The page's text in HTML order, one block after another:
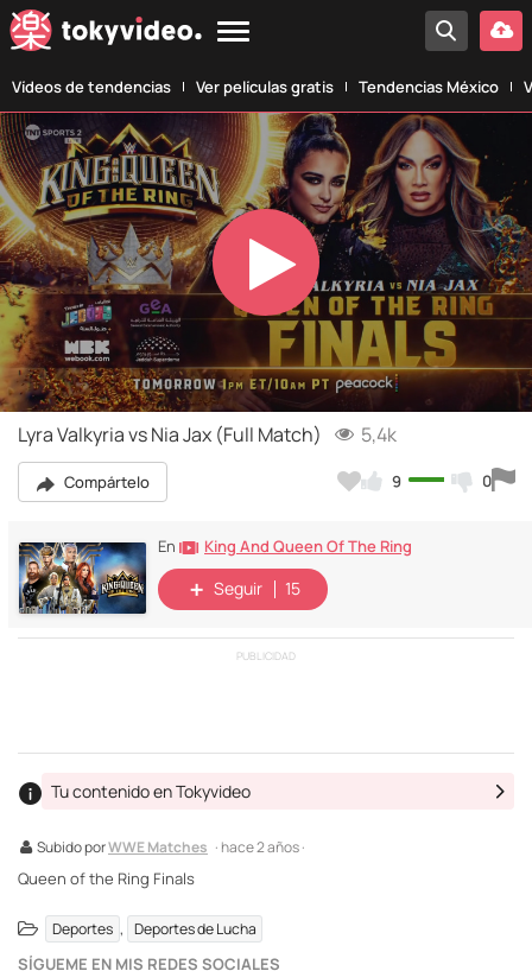
Vídeos de tendencias Ver películas gratis Tendencias México
Play
Video
Lyra Valkyria vs Nia Jax (Full Match) 5,4k
Compártelo 9 0
En King And Queen Of The Ring
Seguir 15
PUBLICIDAD
Subido porWWE Matches · hace 2 años ·
Tu contenido en Tokyvideo
Queen of the Ring Finals
Deportes , Deportes de Lucha
SÍGUEME EN MIS REDES SOCIALES